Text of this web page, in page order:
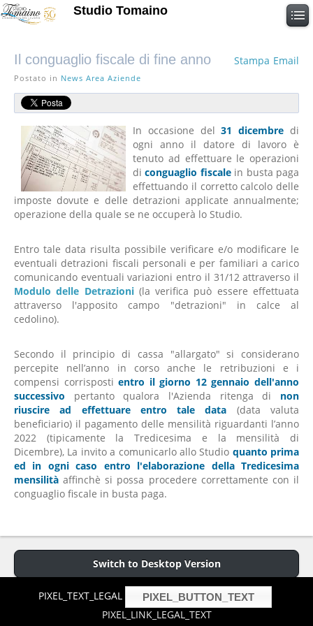
Studio Tomaino
Email
Stampa
Il conguaglio fiscale di fine anno
Postato in News Area Aziende
In occasione del31 dicembre di
ogni anno il datore di lavoro è
tenuto ad effettuare le operazioni
diconguaglio fiscalein busta paga
effettuando il corretto calcolo delle
imposte dovute e delle detrazioni applicate annualmente;
operazione della quale se ne occuperà lo Studio.
Entro tale data risulta possibile verificare e/o modificare le
eventuali detrazioni fiscali personali e per familiari a carico
comunicando eventuali variazioni entro il 31/12 attraverso il
Modulo delle Detrazioni(la verifica può essere effettuata
attraverso l'apposito campo "detrazioni" in calce al
cedolino).
Secondo il principio di cassa "allargato" si considerano
percepite nell’anno in corso anche le retribuzioni e i
compensi corrispostientro il giorno 12 gennaio dell'anno
successivo pertanto qualora l'Azienda ritenga di non
riuscire ad effettuare entro tale data (data valuta
beneficiario) il pagamento delle mensilità riguardanti l’anno
2022 (tipicamente la Tredicesima e la mensilità di
Dicembre), La invito a comunicarlo allo Studio quanto prima
ed in ogni caso entro l'elaborazione della Tredicesima
mensilitàaffinchè si possa procedere correttamente con il
conguaglio fiscale in busta paga.
Switch to Desktop Version
Copyright © 2013 P.iva 01255740019 - Cookies Policy- Hosted and
design byaries.it
PIXEL_TEXT_LEGAL PIXEL_BUTTON_TEXT
PIXEL_LINK_LEGAL_TEXT